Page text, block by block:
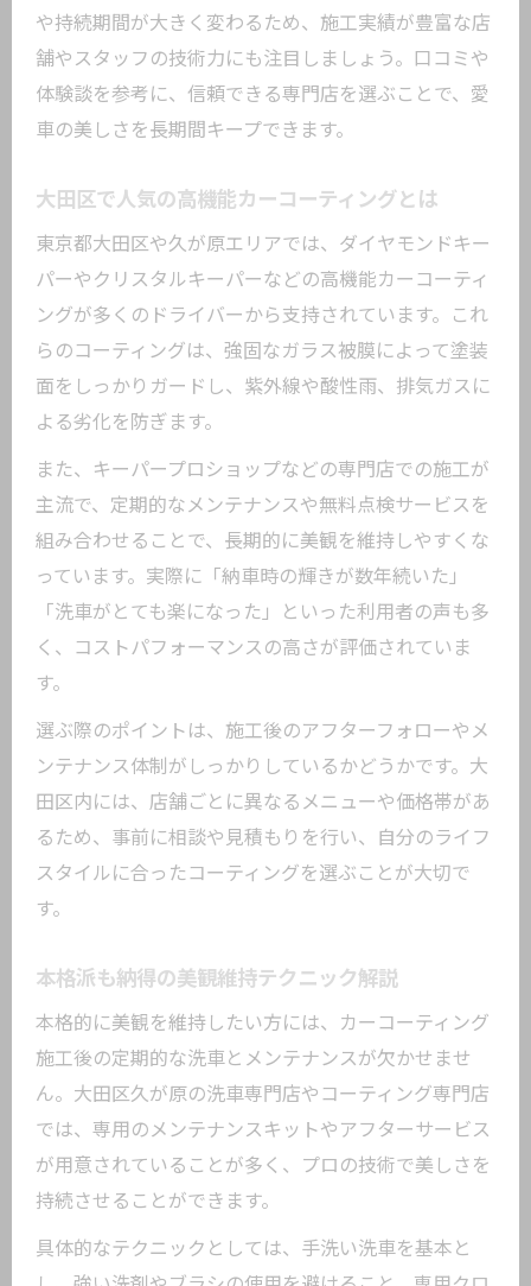
や持続期間が大きく変わるため、施工実績が豊富な店
舗やスタッフの技術力にも注目しましょう。口コミや
体験談を参考に、信頼できる専門店を選ぶことで、愛
車の美しさを長期間キープできます。
大田区で人気の高機能カーコーティングとは
東京都大田区や久が原エリアでは、ダイヤモンドキー
パーやクリスタルキーパーなどの高機能カーコーティ
ングが多くのドライバーから支持されています。これ
らのコーティングは、強固なガラス被膜によって塗装
面をしっかりガードし、紫外線や酸性雨、排気ガスに
よる劣化を防ぎます。
また、キーパープロショップなどの専門店での施工が
主流で、定期的なメンテナンスや無料点検サービスを
組み合わせることで、長期的に美観を維持しやすくな
っています。実際に「納車時の輝きが数年続いた」
「洗車がとても楽になった」といった利用者の声も多
く、コストパフォーマンスの高さが評価されていま
す。
選ぶ際のポイントは、施工後のアフターフォローやメ
ンテナンス体制がしっかりしているかどうかです。大
田区内には、店舗ごとに異なるメニューや価格帯があ
るため、事前に相談や見積もりを行い、自分のライフ
スタイルに合ったコーティングを選ぶことが大切で
す。
本格派も納得の美観維持テクニック解説
本格的に美観を維持したい方には、カーコーティング
施工後の定期的な洗車とメンテナンスが欠かせませ
ん。大田区久が原の洗車専門店やコーティング専門店
では、専用のメンテナンスキットやアフターサービス
が用意されていることが多く、プロの技術で美しさを
持続させることができます。
具体的なテクニックとしては、手洗い洗車を基本と